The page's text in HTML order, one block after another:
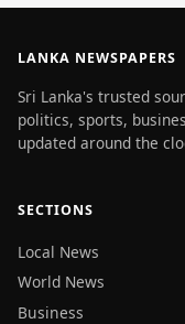
LANKA NEWSPAPERS
Sri Lanka's trusted
politics, sports,
updated around the
SECTIONS
Local News
World News
Business